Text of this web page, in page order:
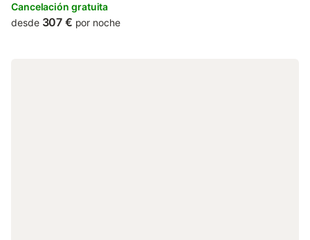
rooms are equipped with a patio with pool views and free WiFi.
Cancelación gratuita
desde 307 € por noche